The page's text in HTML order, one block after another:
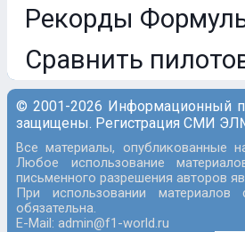
Рекорды
Сравнить
© 2001-2026 Информационный
защищены. Регистрация СМИ
Все материалы, опубликованные
Любое использование
письменного разрешения авторов
При использовании
обязательна.
E-Mail: admin@f1-world.ru